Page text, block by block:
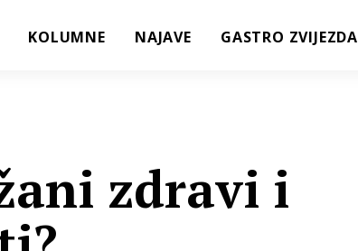
KOLUMNE NAJAVE GASTRO ZVIJEZDA
zdravi i